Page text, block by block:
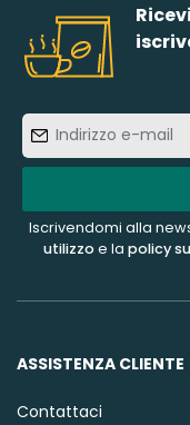
Iscrivendomi alla
utilizzoe la policy
ASSISTENZA CLIENTE
Contattaci